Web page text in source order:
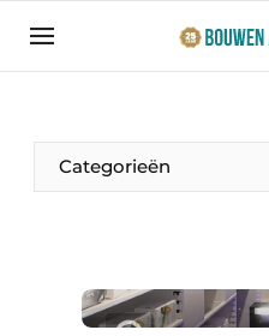
Aanmelden
Bedrijven
Bouwen aan de
Direct contact
Categorieën
Productinformatie